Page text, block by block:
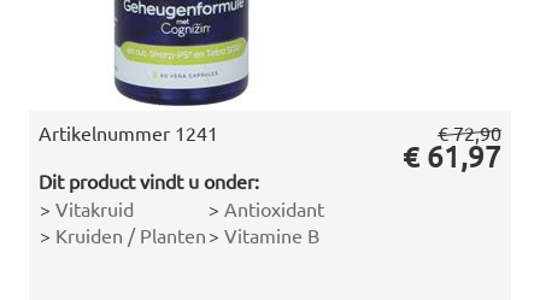
Artikelnummer 1241
Dit product vindt u onder:
> Vitakruid > Antioxidant
> Kruiden / Planten > Vitamine B
€ 72,90
€ 61,97